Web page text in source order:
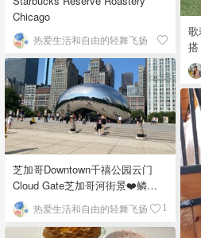
搭
Chicago
热爱生活和自由的轻舞飞扬
芝加哥Downtown千禧公园云门
Cloud Gate芝加哥河街景❤️鳞次
栉比的高楼
热爱生活和自由的轻舞飞扬 1